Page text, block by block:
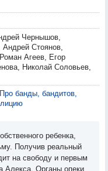
Чернышов,
Андрей Стоянов,
Агеев, Егор
Николай Соловьев,
Про банды, бандитов,
ребенка,
Получив реальный
на свободу и первым
Алекса. Органы опеки